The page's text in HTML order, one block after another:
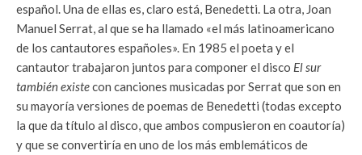
español. Una de ellas es, claro está, Benedetti. La otra, Joan
Manuel Serrat, al que se ha llamado «el más latinoamericano
de los cantautores españoles». En 1985 el poeta y el
cantautor trabajaron jun­tos para componer el disco El sur
también existecon canciones musicadas por Serrat que son en
su mayoría versiones de poemas de Benedetti (to­das excepto
la que da título al disco, que ambos compusieron en coautoría)
y que se convertiría en uno de los más emblemáti­cos de